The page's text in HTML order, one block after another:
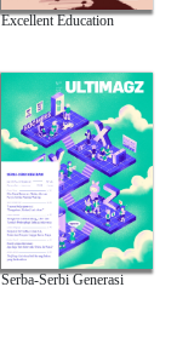
Excellent Education
Serba-Serbi Generasi